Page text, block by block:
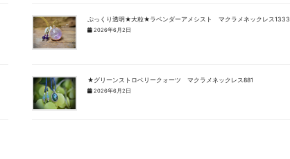
ぷっくり透明★大粒★ラベンダーアメシスト マクラメネックレス1333
2026年6月2日
★グリーンストロベリークォーツ マクラメネックレス881
2026年6月2日